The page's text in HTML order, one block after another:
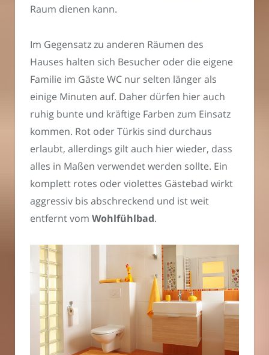
Raum dienen kann.
Im Gegensatz zu anderen Räumen des
Hauses halten sich Besucher oder die eigene
Familie im Gäste WC nur selten länger als
einige Minuten auf. Daher dürfen hier auch
ruhig bunte und kräftige Farben zum Einsatz
kommen. Rot oder Türkis sind durchaus
erlaubt, allerdings gilt auch hier wieder, dass
alles in Maßen verwendet werden sollte. Ein
komplett rotes oder violettes Gästebad wirkt
aggressiv bis abschreckend und ist weit
entfernt vom Wohlfühlbad.